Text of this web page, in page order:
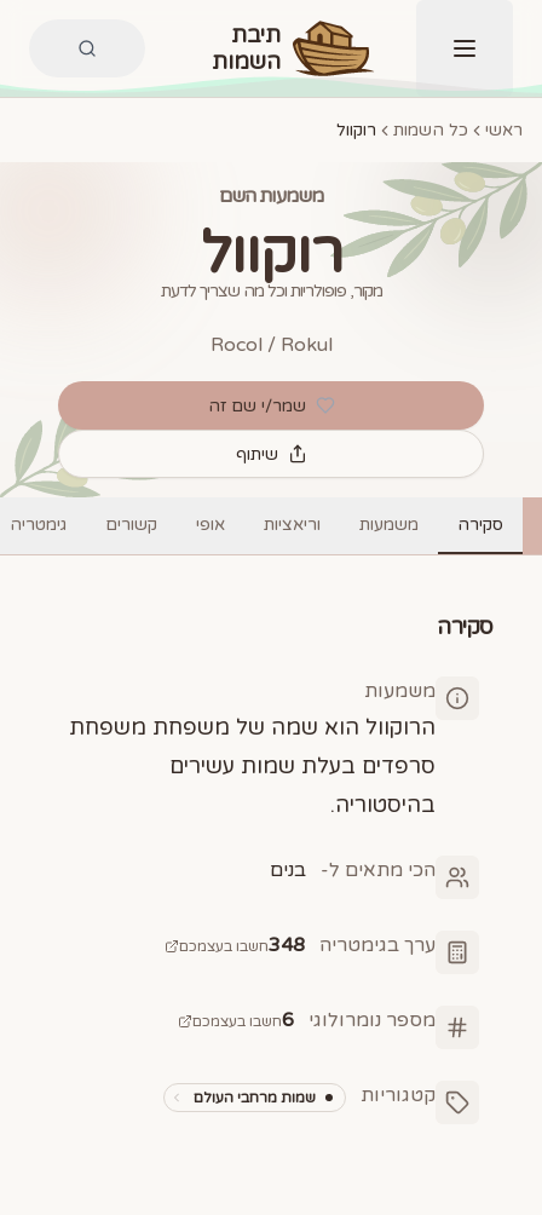
תפריט
תיבת
השמות
ראשי כל השמות רוקוול
משמעות השם
רוקוול
מקור, פופולריות וכל מה שצריך לדעת
Rocol / Rokul
שמר/י שם זה
שיתוף
סקירה משמעות וריאציות אופי קשורים גימטריה
סקירה
משמעות
הרוקוול הוא שמה של משפחת משפחת
סרפדים בעלת שמות עשירים
בהיסטוריה.
הכי מתאים ל- בנים
ערך בגימטריה 348חשבו בעצמכם
מספר נומרולוגי 6חשבו בעצמכם
קטגוריות שמות מרחבי העולם